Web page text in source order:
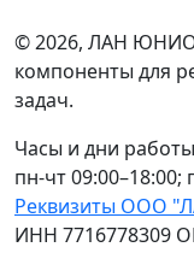
© 2026, ЛАН
компоненты для
задач.
Часы и дни
пн-чт 09:00–18:00;
Реквизиты ООО
ИНН 7716778309